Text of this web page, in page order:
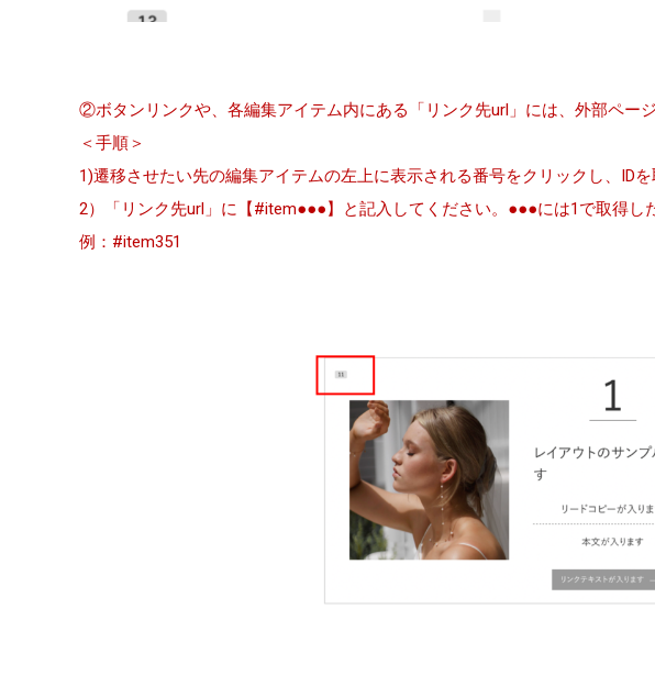
②ボタンリンクや、各編集アイテム内にある「リンク先url」には、外部ペー
＜手順＞
1)遷移させたい先の編集アイテムの左上に表示される番号をクリックし、IDを
2）「リンク先url」に【#item●●●】と記入してください。●●●には1で取得し
例：#item351